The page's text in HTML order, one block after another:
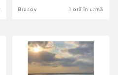
Brasov 1 oră în urmă